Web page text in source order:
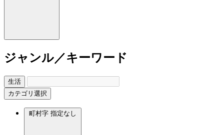
ジャンル／キーワード
生活
カテゴリ選択
町村字 指定なし